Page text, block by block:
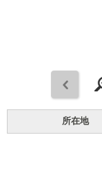
所在地